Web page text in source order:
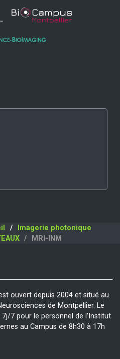
Imagerie photonique
MRI-INM
ouvert depuis 2004 et situé au
de Montpellier. Le
7 pour le personnel de l'Institut
au Campus de 8h30 à 17h